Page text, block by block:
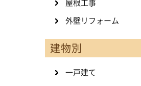
屋根工事
外壁リフォーム
建物別
一戸建て